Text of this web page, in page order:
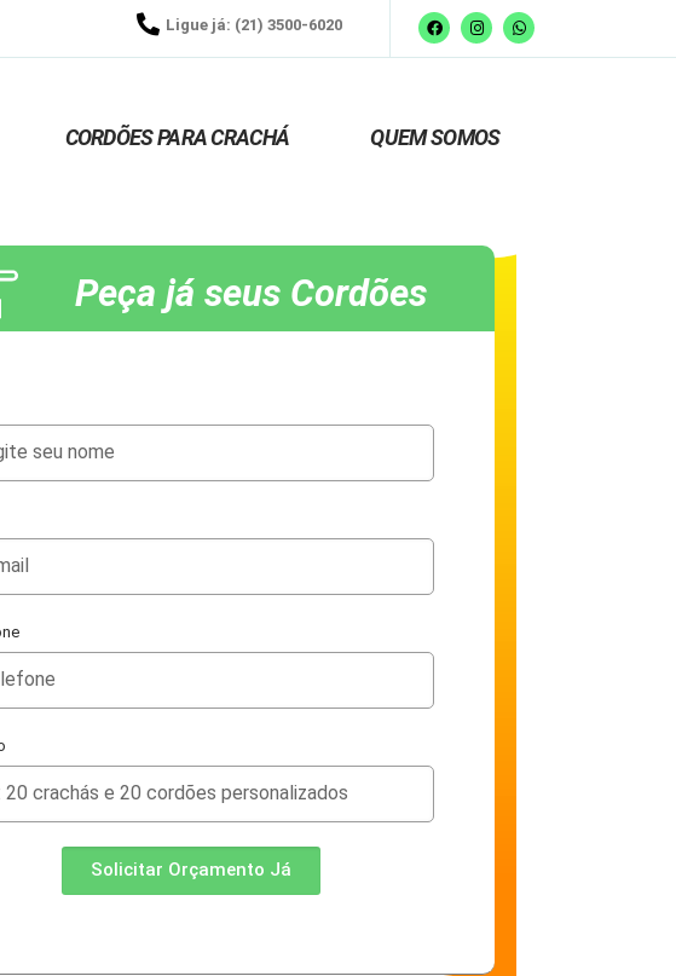
Ligue já: (21) 3500-6020
CORDÕES PARA CRACHÁ QUEM SOMOS
Peça já seus Cordões
Solicitar Orçamento Já